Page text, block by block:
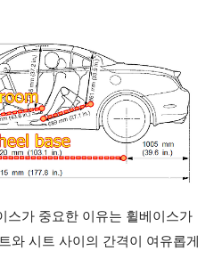
스가 중요한 이유는 휠베이스가
와 시트 사이의 간격이 여유롭게